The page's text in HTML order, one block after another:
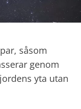
såsom
genom
yta utan